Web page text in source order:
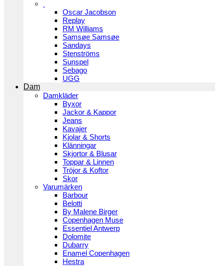
Oscar Jacobson
Replay
RM Williams
Samsøe Samsøe
Sandays
Stenströms
Sunspel
Sebago
UGG
Dam
Damkläder
Byxor
Jackor & Kappor
Jeans
Kavajer
Kjolar & Shorts
Klänningar
Skjortor & Blusar
Toppar & Linnen
Tröjor & Koftor
Skor
Varumärken
Barbour
Belotti
By Malene Birger
Copenhagen Muse
Essentiel Antwerp
Dolomite
Dubarry
Enamel Copenhagen
Hestra